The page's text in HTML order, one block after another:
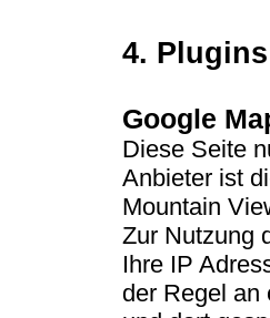
4.
Google
Diese Seite
Anbieter ist
Mountain
Zur Nutzung
Ihre IP
der Regel an